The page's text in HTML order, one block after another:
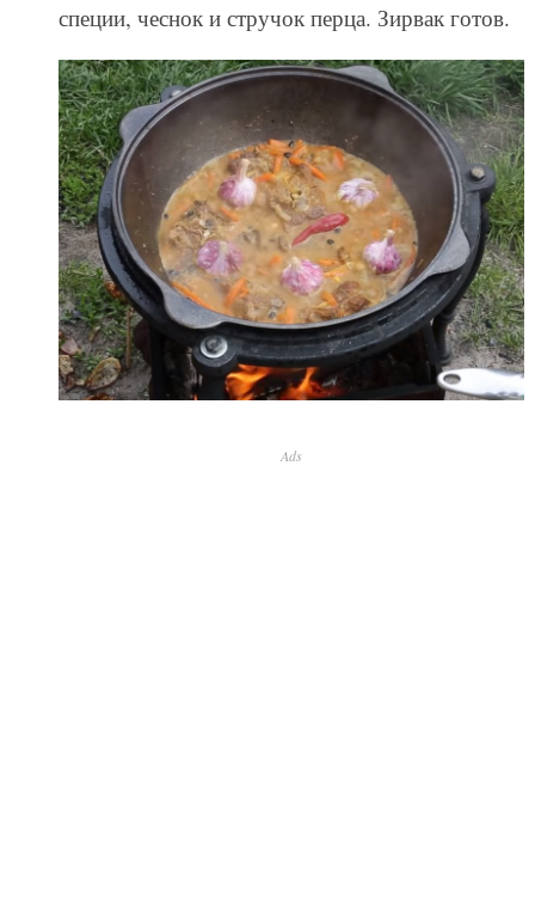
специи, чеснок и стручок перца. Зирвак готов.
Ads